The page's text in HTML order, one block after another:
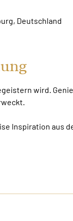
Deutschland
wird.
Inspiration aus